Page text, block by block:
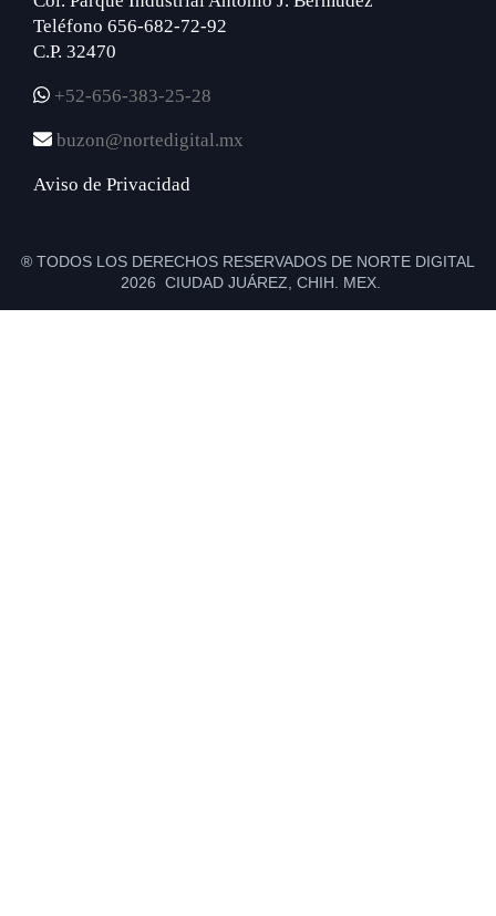
Teléfono 656-682-72-92
C.P. 32470
+52-656-383-25-28
buzon@nortedigital.mx
Aviso de Privacidad
® TODOS LOS DERECHOS RESERVADOS DE NORTE DIGITAL
2026 CIUDAD JUÁREZ, CHIH. MEX.